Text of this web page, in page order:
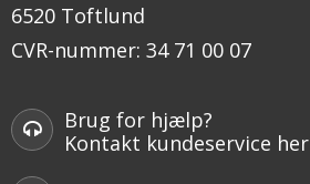
6520 Toftlund
CVR-nummer: 34 71 00 07
Brug for hjælp?
Kontakt kundeservice her